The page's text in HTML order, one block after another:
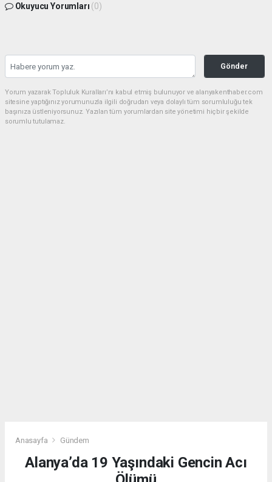
Okuyucu Yorumları (0)
Gönder
Yorum yazarak Topluluk Kuralları’nı kabul etmiş bulunuyor ve alanyakenthaber.com
sitesine yaptığınız yorumunuzla ilgili doğrudan veya dolaylı tüm sorumluluğu tek
başınıza üstleniyorsunuz. Yazılan tüm yorumlardan site yönetimi hiçbir şekilde
sorumlu tutulamaz.
Anasayfa Gündem
Alanya’da 19 Yaşındaki Gencin Acı